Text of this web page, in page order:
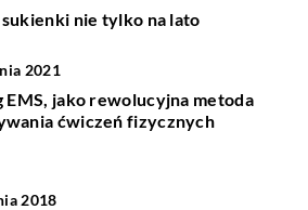
nie tylko na lato
2021
EMS, jako rewolucyjna metoda
ćwiczeń fizycznych
2018